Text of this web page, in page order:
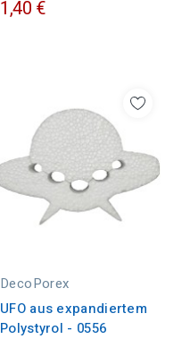
1,40 €
DecoPorex
UFO aus expandiertem
Polystyrol - 0556